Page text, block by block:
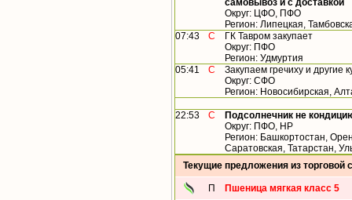
самовывоз и с доставкой
Округ: ЦФО, ПФО
Регион: Липецкая,
07:43
С
ГК Тавром закупает
Округ: ПФО
Регион: Удмуртия
05:41
С
Закупаем гречиху и другие
Округ: СФО
Регион: Новосибирская,
22:53 С
Подсолнечник не
Округ: ПФО, НР
Регион: Башкортостан,
Саратовская, Татарстан,
Текущие предложения из торговой
П Пшеница мягкая класс 5